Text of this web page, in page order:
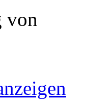
von